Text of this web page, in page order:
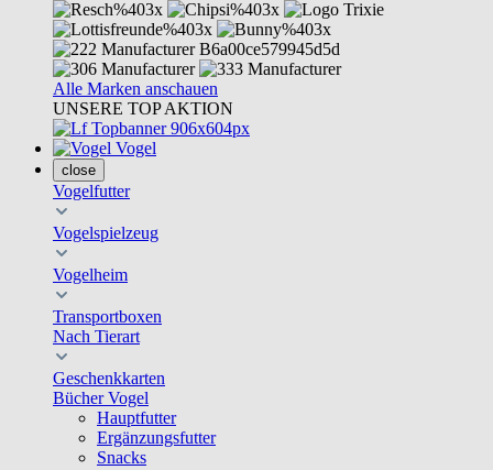
Alle Marken anschauen
UNSERE TOP AKTION
Vogel
close
Vogelfutter
Vogelspielzeug
Vogelheim
Transportboxen
Nach Tierart
Geschenkkarten
Bücher Vogel
Hauptfutter
Ergänzungsfutter
Snacks